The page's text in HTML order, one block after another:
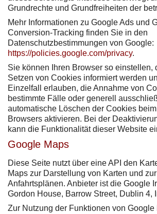
Grundrechte und Grundfreiheiten der
Mehr Informationen zu Google Ads und
Conversion-Tracking finden Sie in den
Datenschutzbestimmungen von Google:
https://policies.google.com/privacy.
Sie können Ihren Browser so einstellen,
Setzen von Cookies informiert werden
Einzelfall erlauben, die Annahme von
bestimmte Fälle oder generell
automatische Löschen der Cookies
Browsers aktivieren. Bei der
kann die Funktionalität dieser Website
Google Maps
Diese Seite nutzt über eine API den
Maps zur Darstellung von Karten und
Anfahrtsplänen. Anbieter ist die Google
Gordon House, Barrow Street, Dublin 4,
Zur Nutzung der Funktionen von Google